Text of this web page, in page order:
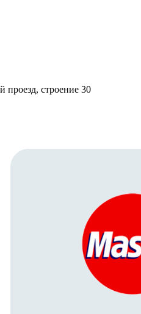
строение 30